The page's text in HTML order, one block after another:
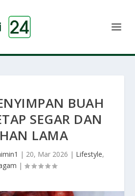
BUAH
SEGAR DAN
LAMA
| 20, Mar 2026 | Lifestyle,
|